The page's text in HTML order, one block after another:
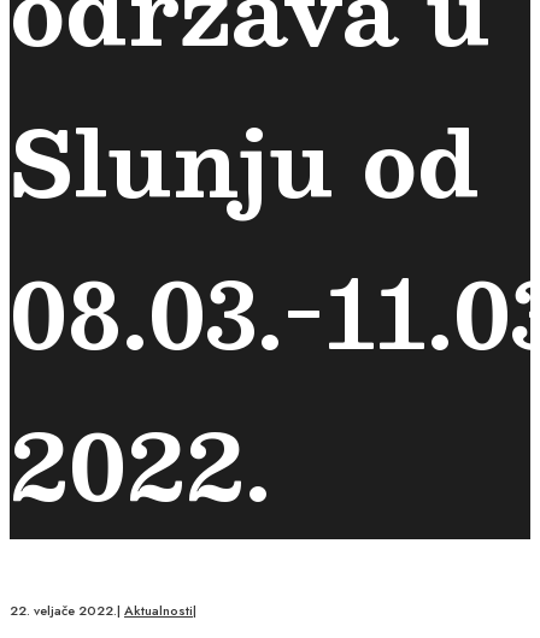
Slunju od
08.03.-
2022.
22. veljače 2022.| Aktualnosti|